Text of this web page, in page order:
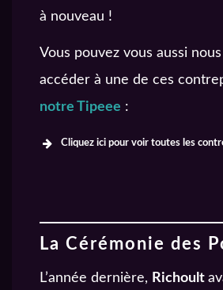
à nouveau !
Vous pouvez vous aussi
accéder à une de ces
notre Tipeee :
Cliquez ici pour voir toutes les
Vous avez
La Cérémonie des
L’année dernière, Richoult